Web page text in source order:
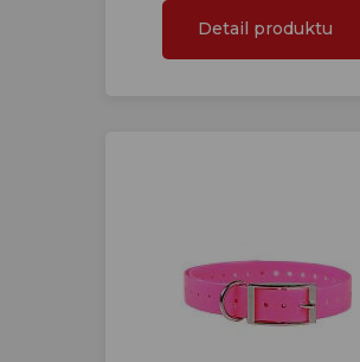
Detail produktu